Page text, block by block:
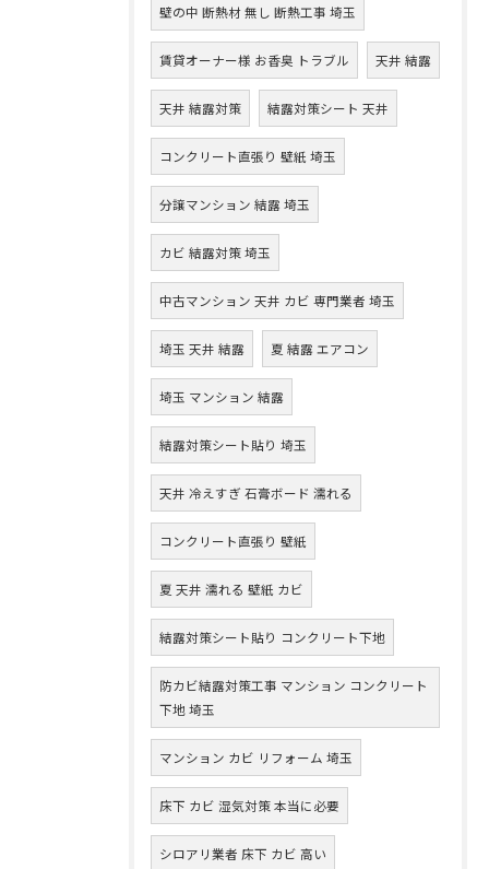
壁の中 断熱材 無し 断熱工事 埼玉
賃貸オーナー様 お香臭 トラブル 天井 結露
天井 結露対策 結露対策シート 天井
コンクリート直張り 壁紙 埼玉
分譲マンション 結露 埼玉
カビ 結露対策 埼玉
中古マンション 天井 カビ 専門業者 埼玉
埼玉 天井 結露 夏 結露 エアコン
埼玉 マンション 結露
結露対策シート貼り 埼玉
天井 冷えすぎ 石膏ボード 濡れる
コンクリート直張り 壁紙
夏 天井 濡れる 壁紙 カビ
結露対策シート貼り コンクリート下地
防カビ結露対策工事 マンション コンクリート
下地 埼玉
マンション カビ リフォーム 埼玉
床下 カビ 湿気対策 本当に必要
シロアリ業者 床下 カビ 高い